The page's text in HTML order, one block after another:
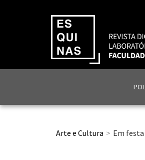
Arte e Cultura Em